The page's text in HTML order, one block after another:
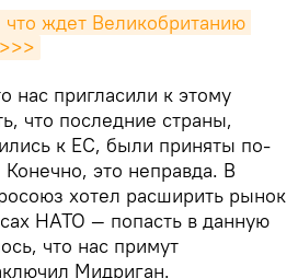
что ждет Великобританию
нас пригласили к этому
что последние страны,
к ЕС, были приняты по-
это неправда. В
хотел расширить рынок
НАТО — попасть в данную
что нас примут
Мидриган.